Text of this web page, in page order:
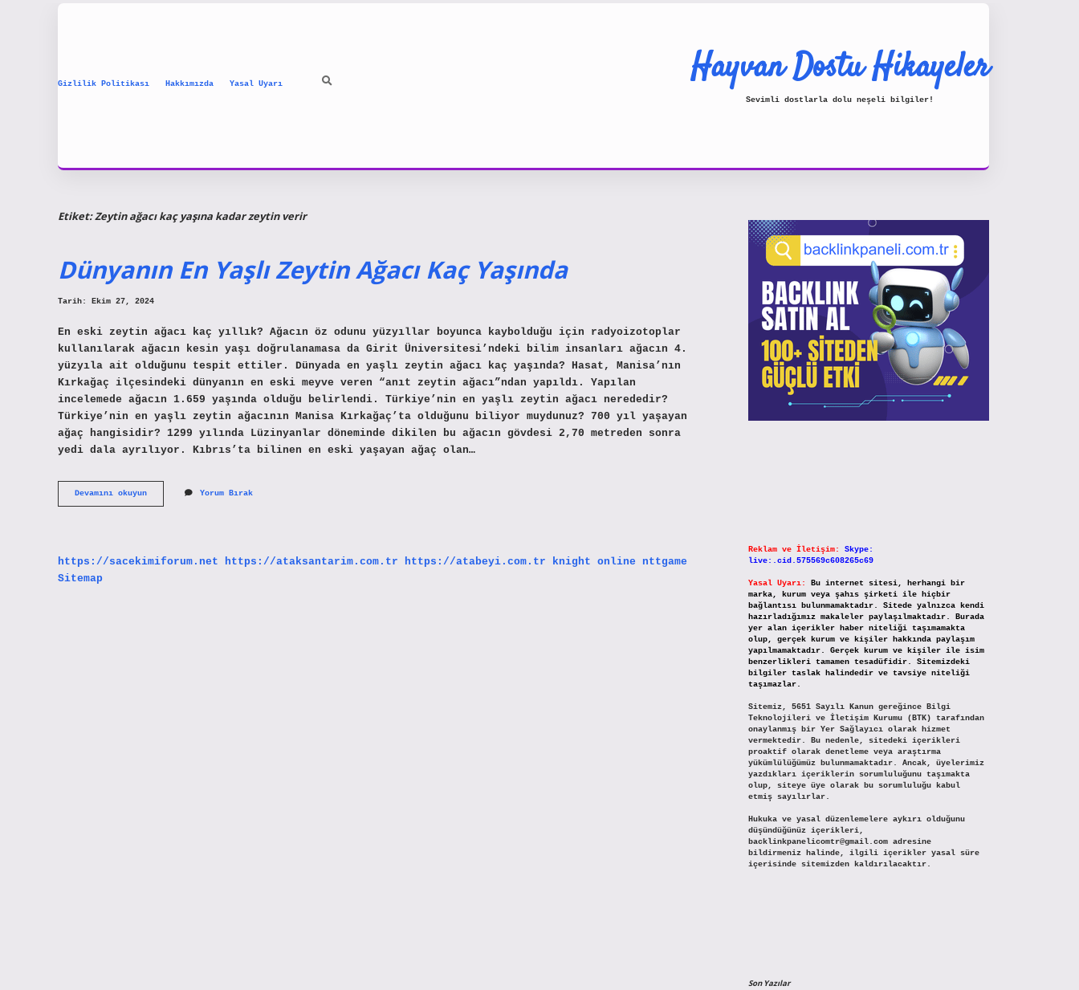
Gizlilik Politikası Hakkımızda Yasal Uyarı Hayvan Dostu Hikayeler
Sevimli dostlarla dolu neşeli bilgiler!
Etiket:Zeytin ağacı kaç yaşına kadar zeytin verir
Dünyanın En Yaşlı Zeytin Ağacı Kaç Yaşında
Tarih: Ekim 27, 2024
En eski zeytin ağacı kaç yıllık? Ağacın öz odunu yüzyıllar boyunca kaybolduğu için radyoizotoplar
kullanılarak ağacın kesin yaşı doğrulanamasa da Girit Üniversitesi’ndeki bilim insanları ağacın 4.
yüzyıla ait olduğunu tespit ettiler. Dünyada en yaşlı zeytin ağacı kaç yaşında? Hasat, Manisa’nın
Kırkağaç ilçesindeki dünyanın en eski meyve veren “anıt zeytin ağacı”ndan yapıldı. Yapılan
incelemede ağacın 1.659 yaşında olduğu belirlendi. Türkiye’nin en yaşlı zeytin ağacı nerededir?
Türkiye’nin en yaşlı zeytin ağacının Manisa Kırkağaç’ta olduğunu biliyor muydunuz? 700 yıl yaşayan
ağaç hangisidir? 1299 yılında Lüzinyanlar döneminde dikilen bu ağacın gövdesi 2,70 metreden sonra
yedi dala ayrılıyor. Kıbrıs’ta bilinen en eski yaşayan ağaç olan…
Devamını okuyunDünyanın
En
Yaşında
Yorum Bırak
https://sacekimiforum.net https://ataksantarim.com.tr https://atabeyi.com.tr knight online nttgame
Sitemap
Reklam ve İletişim:
Skype:
live:.cid.575569c608265c69
Yasal Uyarı:
Bu internet sitesi, herhangi bir
marka, kurum veya şahıs şirketi ile hiçbir
bağlantısı bulunmamaktadır. Sitede yalnızca kendi
hazırladığımız makaleler paylaşılmaktadır. Burada
yer alan içerikler haber niteliği taşımamakta
olup, gerçek kurum ve kişiler hakkında paylaşım
yapılmamaktadır. Gerçek kurum ve kişiler ile isim
benzerlikleri tamamen tesadüfidir. Sitemizdeki
bilgiler taslak halindedir ve tavsiye niteliği
taşımazlar.
Sitemiz, 5651 Sayılı Kanun gereğince Bilgi
Teknolojileri ve İletişim Kurumu (BTK) tarafından
onaylanmış bir Yer Sağlayıcı olarak hizmet
vermektedir. Bu nedenle, sitedeki içerikleri
proaktif olarak denetleme veya araştırma
yükümlülüğümüz bulunmamaktadır. Ancak, üyelerimiz
yazdıkları içeriklerin sorumluluğunu taşımakta
olup, siteye üye olarak bu sorumluluğu kabul
etmiş sayılırlar.
Hukuka ve yasal düzenlemelere aykırı olduğunu
düşündüğünüz içerikleri,
backlinkpanelicomtr@gmail.comadresine
bildirmeniz halinde, ilgili içerikler yasal süre
içerisinde sitemizden kaldırılacaktır.
Son Yazılar